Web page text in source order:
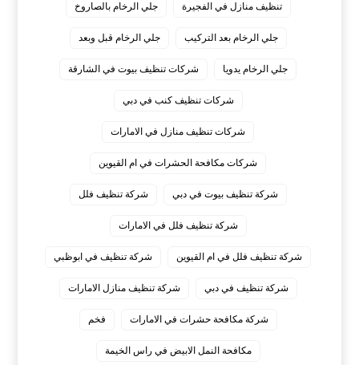
تنظيف منازل في الفجيرة جلي الرخام بالصاروخ
جلي الرخام بعد التركيب جلي الرخام قبل وبعد
جلي الرخام يدويا شركات تنظيف بيوت في الشارقة
شركات تنظيف كنب في دبي
شركات تنظيف منازل في الامارات
شركات مكافحة الحشرات في ام القيوين
شركة تنظيف بيوت في دبي شركة تنظيف فلل
شركة تنظيف فلل في الامارات
شركة تنظيف فلل في ام القيوين شركة تنظيف في ابوظبي
شركة تنظيف في دبي شركة تنظيف منازل الامارات
شركة مكافحة حشرات في الامارات فخم
مكافحة النمل الابيض في راس الخيمة